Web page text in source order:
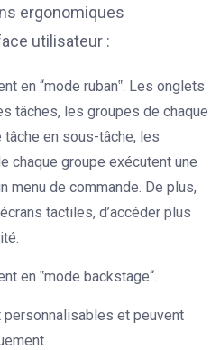
ergonomiques
utilisateur :
en “mode ruban‟. Les onglets
tâches, les groupes de chaque
en sous-tâche, les
chaque groupe exécutent une
menu de commande. De plus,
tactiles, d’accéder plus
en ‟mode backstage“.
et peuvent